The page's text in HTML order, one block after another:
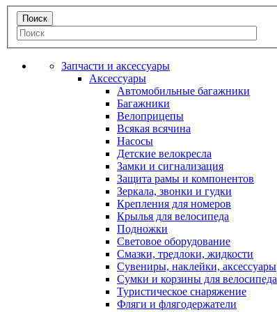
Запчасти и аксессуары
Аксессуары
Автомобильные багажники
Багажники
Велоприцепы
Всякая всячина
Насосы
Детские велокресла
Замки и сигнализация
Защита рамы и компонентов
Зеркала, звонки и гудки
Крепления для номеров
Крылья для велосипеда
Подножки
Световое оборудование
Смазки, тредлоки, жидкости
Сувениры, наклейки, аксессуары
Сумки и корзины для велосипеда
Туристическое снаряжение
Фляги и флягодержатели